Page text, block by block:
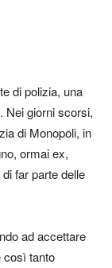
di polizia, una
Nei giorni scorsi,
di Monopoli, in
ormai ex,
far parte delle
ad accettare
così tanto